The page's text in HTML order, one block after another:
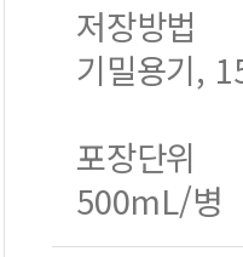
저장방법
기밀용기,
포장단위
500mL/병